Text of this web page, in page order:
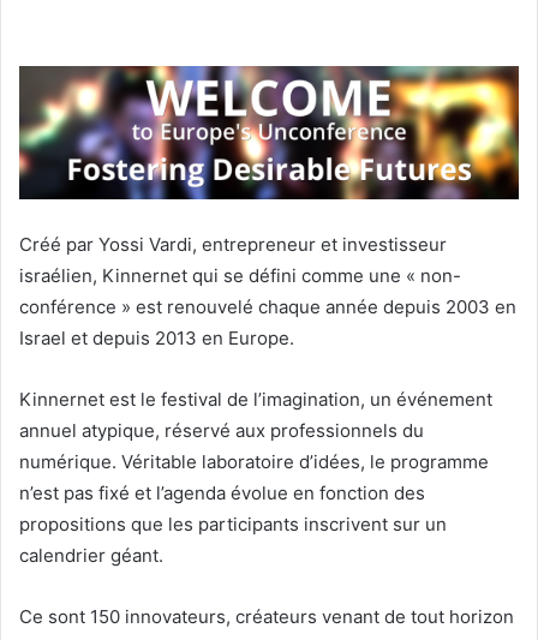
Créé par Yossi Vardi, entrepreneur et investisseur
israélien, Kinnernet qui se défini comme une « non-
conférence » est renouvelé chaque année depuis 2003 en
Israel et depuis 2013 en Europe.
Kinnernet est le festival de l’imagination, un événement
annuel atypique, réservé aux professionnels du
numérique. Véritable laboratoire d’idées, le programme
n’est pas fixé et l’agenda évolue en fonction des
propositions que les participants inscrivent sur un
calendrier géant.
Ce sont 150 innovateurs, créateurs venant de tout horizon